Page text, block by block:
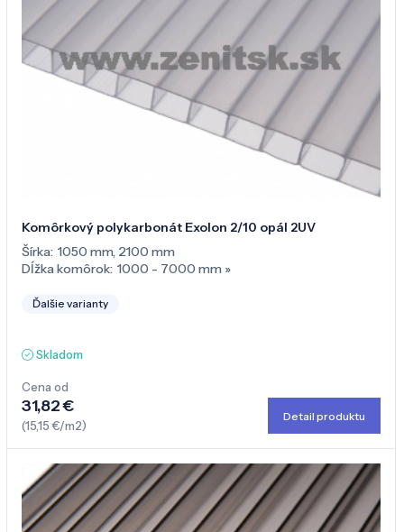
Komôrkový polykarbonát Exolon 2/10 opál 2UV
Šírka: 1050 mm, 2100 mm
Dĺžka komôrok: 1000 - 7000 mm »
Ďalšie varianty
Skladom
Cena od
31,82 €
(15,15 €/m2)
Detail produktu